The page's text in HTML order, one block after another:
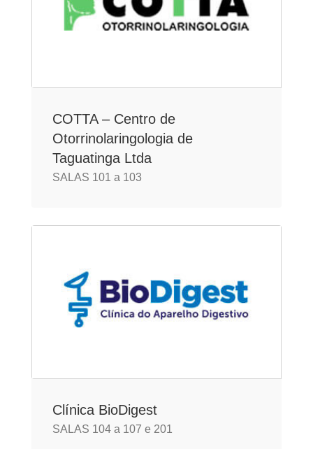
COTTA – Centro de
Otorrinolaringologia de
Taguatinga Ltda
SALAS 101 a 103
Clínica BioDigest
SALAS 104 a 107 e 201